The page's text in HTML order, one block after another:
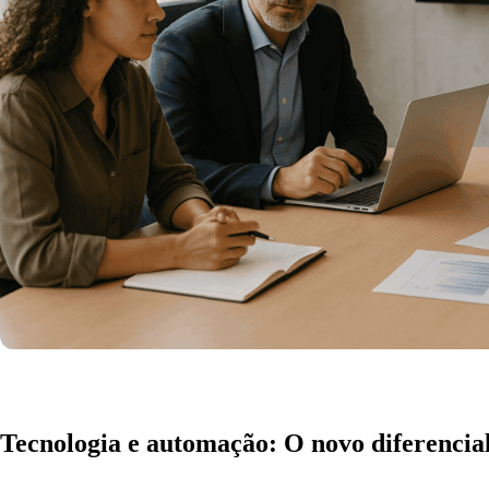
Plataforma completa
Gestão fiscal e contábil integrada
Do Emissor ao IRPF, tudo em um único ambiente.
Ver demonstração
Tecnologia e automação: O novo